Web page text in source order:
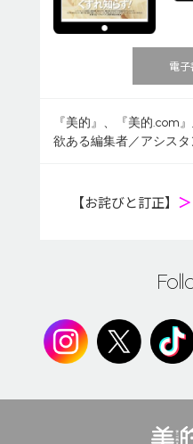
電子
『美的』、『美的.com
欲ある編集者／アシス
【お詫びと訂正】 ＞